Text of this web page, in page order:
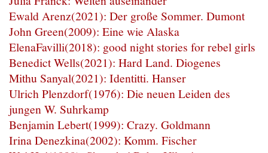
Ewald Arenz(2021): Der große Sommer. Dumont
John Green(2009): Eine wie Alaska
ElenaFavilli(2018): good night stories for rebel girls
Benedict Wells(2021): Hard Land. Diogenes
Mithu Sanyal(2021): Identitti. Hanser
Ulrich Plenzdorf(1976): Die neuen Leiden des
jungen W. Suhrkamp
Benjamin Lebert(1999): Crazy. Goldmann
Irina Denezkina(2002): Komm. Fischer